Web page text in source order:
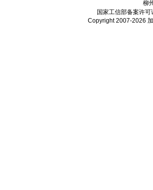
柳
国家工信部备案许可
Copyright 2007-2026